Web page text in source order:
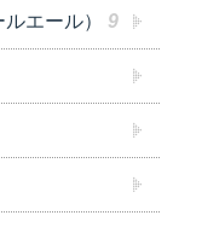
エール） 9